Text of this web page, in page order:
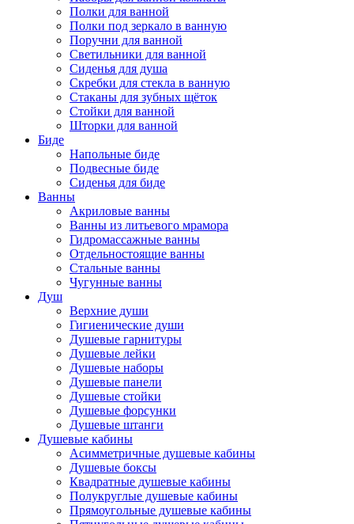
Полки для ванной
Полки под зеркало в ванную
Поручни для ванной
Светильники для ванной
Сиденья для душа
Скребки для стекла в ванную
Стаканы для зубных щёток
Стойки для ванной
Шторки для ванной
Биде
Напольные биде
Подвесные биде
Сиденья для биде
Ванны
Акриловые ванны
Ванны из литьевого мрамора
Гидромассажные ванны
Отдельностоящие ванны
Стальные ванны
Чугунные ванны
Душ
Верхние души
Гигиенические души
Душевые гарнитуры
Душевые лейки
Душевые наборы
Душевые панели
Душевые стойки
Душевые форсунки
Душевые штанги
Душевые кабины
Асимметричные душевые кабины
Душевые боксы
Квадратные душевые кабины
Полукруглые душевые кабины
Прямоугольные душевые кабины